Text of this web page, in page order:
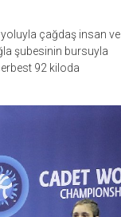
çağdaş insan ve
şubesinin bursuyla
92 kiloda